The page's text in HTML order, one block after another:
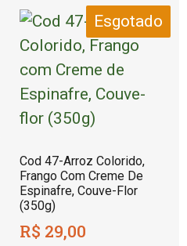
Esgotado
Cod 47-Arroz Colorido,
Frango Com Creme De
Espinafre, Couve-Flor
(350g)
R$ 29,00